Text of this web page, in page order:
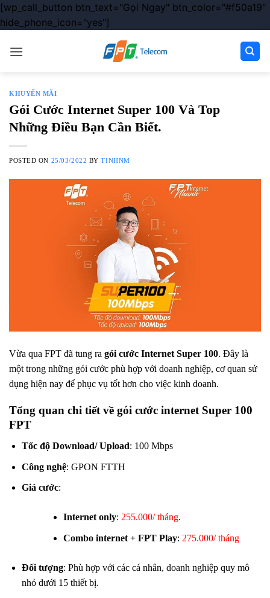
[wp_call_button btn_text="Gọi Ngay" btn_color="#f50a19"
hide_phone_icon="yes"]
nội
KHUYẾN MÃI
Gói Cước Internet Super 100 Và Top
Những Điều Bạn Cần Biết.
POSTED ON 25/03/2022 BYTINHNM
Vừa qua FPT đã tung ra gói cước Internet Super 100. Đây là
một trong những gói cước phù hợp với doanh nghiệp, cơ quan sử
dụng hiện nay để phục vụ tốt hơn cho việc kinh doanh.
Tổng quan chi tiết về gói cước internet Super 100
FPT
Tốc độ Download/ Upload: 100 Mbps
Công nghệ: GPON FTTH
Giá cước:
Internet only: 255.000/ tháng.
Combo internet + FPT Play: 275.000/ tháng
Đối tượng: Phù hợp với các cá nhân, doanh nghiệp quy mô
nhỏ dưới 15 thiết bị.